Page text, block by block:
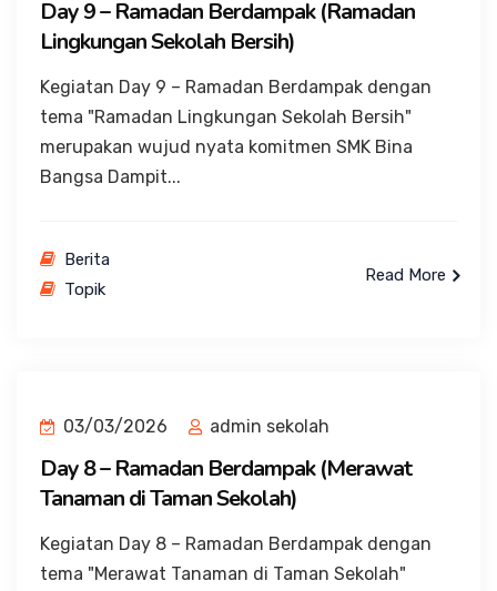
Day 9 – Ramadan Berdampak (Ramadan
Lingkungan Sekolah Bersih)
Kegiatan Day 9 – Ramadan Berdampak dengan
tema "Ramadan Lingkungan Sekolah Bersih"
merupakan wujud nyata komitmen SMK Bina
Bangsa Dampit...
Berita
Topik
Read More
03/03/2026 admin sekolah
Day 8 – Ramadan Berdampak (Merawat
Tanaman di Taman Sekolah)
Kegiatan Day 8 – Ramadan Berdampak dengan
tema "Merawat Tanaman di Taman Sekolah"